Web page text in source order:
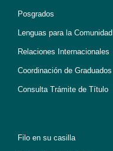
Posgrados
Lenguas para la Comunidad
Relaciones Internacionales
Coordinación de Graduados
Consulta Trámite de Título
Filo en su casilla